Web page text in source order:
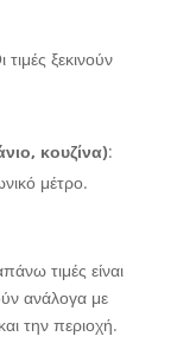
τιμές ξεκινούν
κουζίνα):
μέτρο.
τιμές είναι
ανάλογα με
την περιοχή.